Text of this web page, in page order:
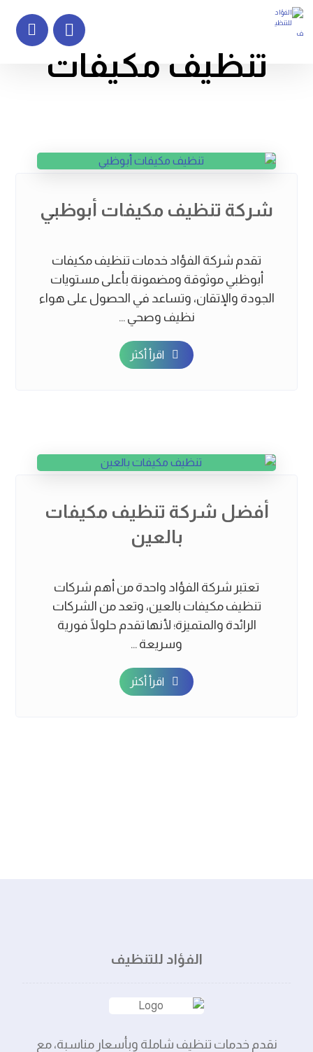
تنظيف مكيفات
شركة تنظيف مكيفات أبوظبي
تقدم شركة الفؤاد خدمات تنظيف مكيفات
أبوظبي موثوقة ومضمونة بأعلى مستويات
الجودة والإتقان، وتساعد في الحصول على هواء
نظيف وصحي ...
اقرأ أكثر
أفضل شركة تنظيف مكيفات
بالعين
تعتبر شركة الفؤاد واحدة من أهم شركات
تنظيف مكيفات بالعين، وتعد من الشركات
الرائدة والمتميزة؛ لأنها تقدم حلولًا فورية
وسريعة ...
اقرأ أكثر
الفؤاد للتنظيف
نقدم خدمات تنظيف شاملة وبأسعار مناسبة، مع